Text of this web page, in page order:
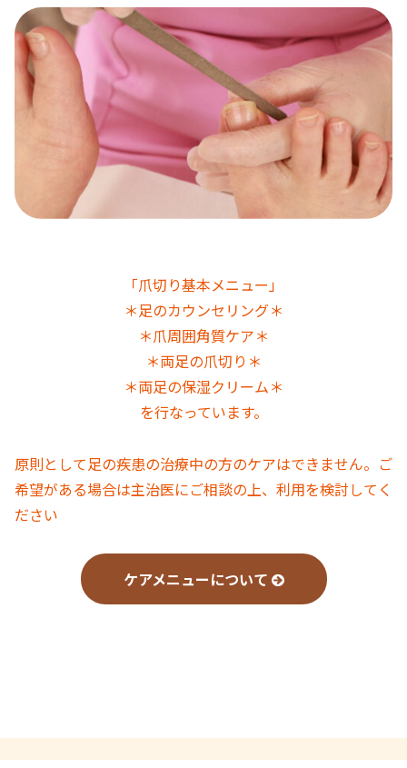
「爪切り基本メニュー」
＊足のカウンセリング＊
＊爪周囲角質ケア＊
＊両足の爪切り＊
＊両足の保湿クリーム＊
を行なっています。
原則として足の疾患の治療中の方のケアはできません。ご
希望がある場合は主治医にご相談の上、利用を検討してく
ださい
ケアメニューについて